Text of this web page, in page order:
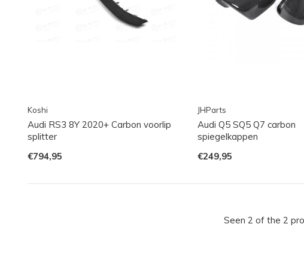
Koshi
Audi RS3 8Y 2020+ Carbon voorlip
splitter
€794,95
JHParts
Audi Q5 SQ5 Q7 carbon
spiegelkappen
€249,95
Seen 2 of the 2